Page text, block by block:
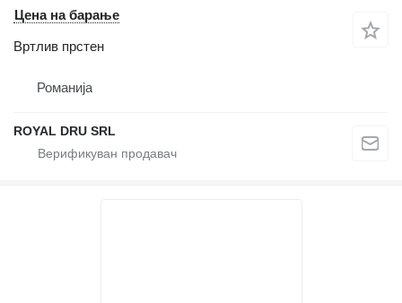
Цена на барање
Вртлив прстен
Романија
ROYAL DRU SRL